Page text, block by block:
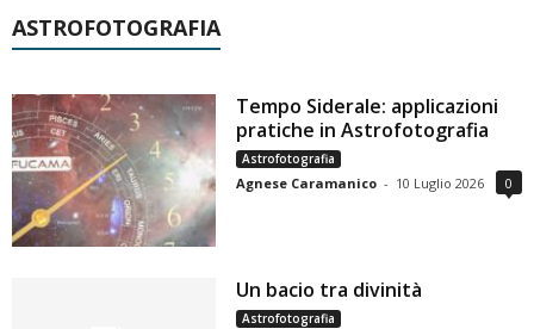
ASTROFOTOGRAFIA
Tempo Siderale: applicazioni
pratiche in Astrofotografia
Astrofotografia
Agnese Caramanico - 10 Luglio 2026 0
Un bacio tra divinità
Astrofotografia